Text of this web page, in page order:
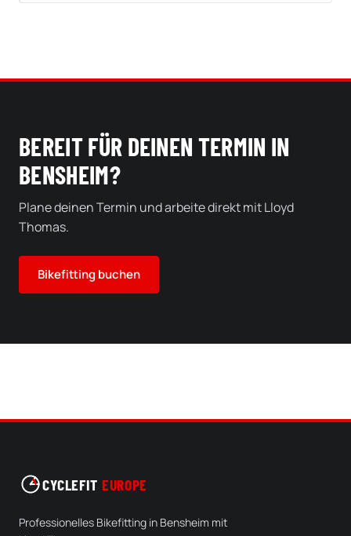
BEREIT FÜR DEINEN TERMIN IN
BENSHEIM?
Plane deinen Termin und arbeite direkt mit Lloyd
Thomas.
Bikefitting buchen
CYCLEFIT EUROPE
Professionelles Bikefitting in Bensheim mit